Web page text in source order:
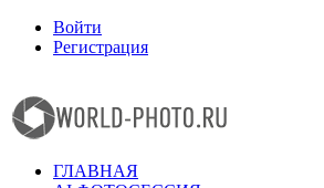
Войти
Регистрация
ГЛАВНАЯ